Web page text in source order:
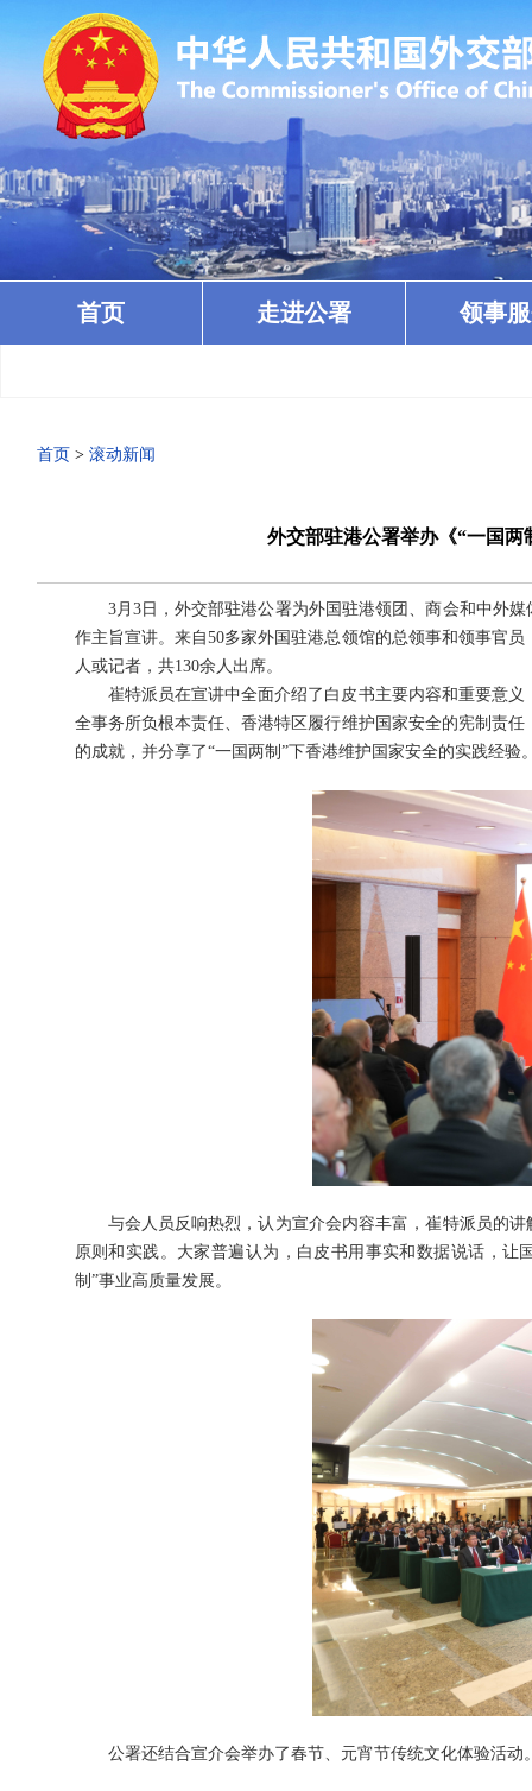
首页 走进公署 领事
首页 > 滚动新闻
外交部驻港公署举办《“一国
3月3日，外交部驻港公署为外国驻港领团、商会和中外媒
作主旨宣讲。来自50多家外国驻港总领馆的总领事和领事官
人或记者，共130余人出席。
崔特派员在宣讲中全面介绍了白皮书主要内容和重要意义
全事务所负根本责任、香港特区履行维护国家安全的宪制责
的成就，并分享了“一国两制”下香港维护国家安全的实践经验
与会人员反响热烈，认为宣介会内容丰富，崔特派员的讲
原则和实践。大家普遍认为，白皮书用事实和数据说话，
制”事业高质量发展。
公署还结合宣介会举办了春节、元宵节传统文化体验活动